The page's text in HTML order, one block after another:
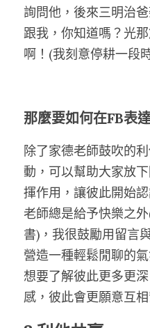
詢問他，後來三明治
跟我，你知道嗎？光
啊！(我刻意停耕一段
那麼要如何在FB表
除了家德老師鼓吹的
動，可以幫助大家放
揮作用，讓彼此開始
老師總是給予快樂之
書)，我很鼓勵用留言
營造一種輕鬆閒聊的
想要了解彼此更多更
感，彼此會更願意互相